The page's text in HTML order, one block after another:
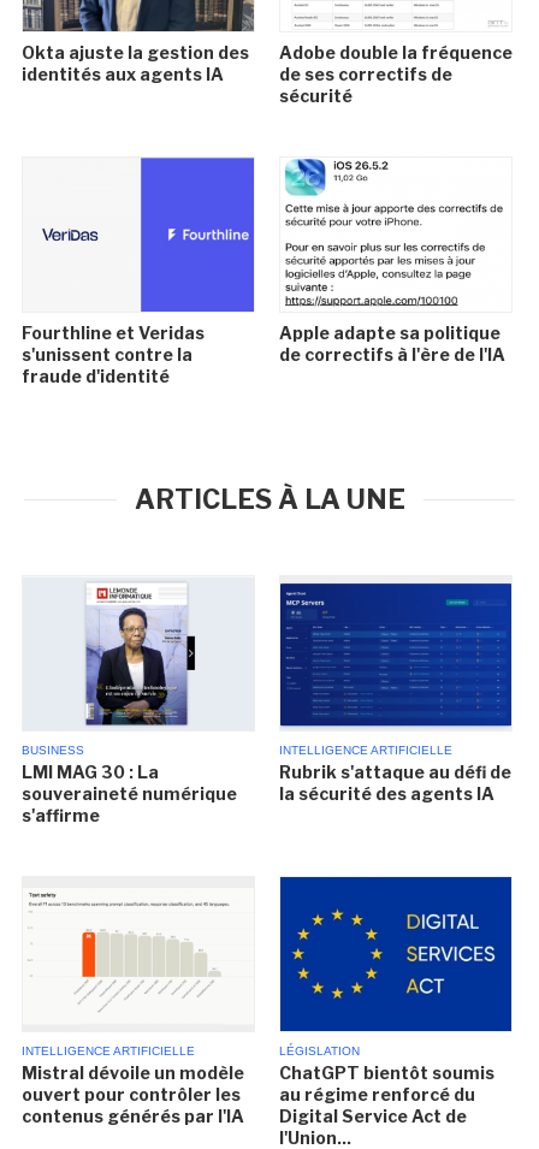
Okta ajuste la gestion des
identités aux agents IA
Adobe double la fréquence
de ses correctifs de
sécurité
Fourthline et Veridas
s'unissent contre la
fraude d'identité
Apple adapte sa politique
de correctifs à l'ère de l'IA
ARTICLES À LA UNE
BUSINESS
LMI MAG 30 : La
souveraineté numérique
s'affirme
INTELLIGENCE ARTIFICIELLE
Rubrik s'attaque au défi de
la sécurité des agents IA
INTELLIGENCE ARTIFICIELLE
Mistral dévoile un modèle
ouvert pour contrôler les
contenus générés par l'IA
LÉGISLATION
ChatGPT bientôt soumis
au régime renforcé du
Digital Service Act de
l'Union...